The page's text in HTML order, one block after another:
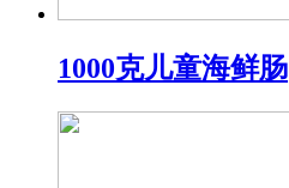
1000克儿童海鲜肠